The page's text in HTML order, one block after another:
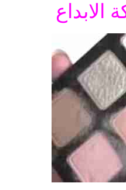
الابداع